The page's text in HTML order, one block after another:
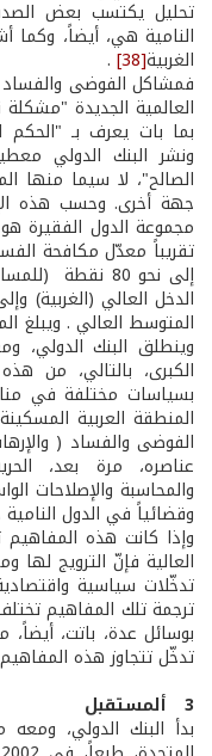
تحليل يكتسب بعض
النامية هي، أيضاً، وكما
الغربية[38]
.
فمشاكل الفوضى والفساد
العالمية الجديدة
بما بات يعرف بـ "الحكم
ونشر البنك الدولي
الصالح"، لا سيما منها
جهة أخرى. وحسب هذه
تقريباً معدّل مكافحة
إلى نحو 80
المتوسط العالي . ويبلغ
وينطلق البنك الدولي،
الكبرى، بالتالي، من
بسياسات مختلفة في
المنطقة العربية
الفوضى والفساد (
عناصره، مرة بعد،
والمحاسبة والإصلاحات
وقضائياً في الدول
وإذا كانت هذه المفاهيم
العالية فإنّ الترويج
تدخّلات سياسية
ترجمة تلك المفاهيم
بوسائل عدة، باتت، أيضاً،
تدخّل تتجاوز هذه
3 ­ ألمستقبل
بدأ البنك الدولي، ومعه